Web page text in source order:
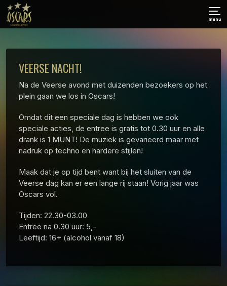
VEERSE NACHT!
Na de Veerse avond met duizenden bezoekers op het
plein gaan we los in Oscars!
Omdat dit een speciale dag is hebben we ook
speciale acties, de entree is gratis tot 0.30 uur en alle
drank is 1 MUNT! De muziek is gevarieerd maar met
nadruk op techno en hardere stijlen!
Maak dat je op tijd bent want bij het sluiten van de
Veerse dag kan er een lange rij staan! Vorig jaar was
Oscars vol.
Tijden: 22.30-03.00
Entree na 0.30 uur: 5,-
Leeftijd: 16+ (alcohol vanaf 18)